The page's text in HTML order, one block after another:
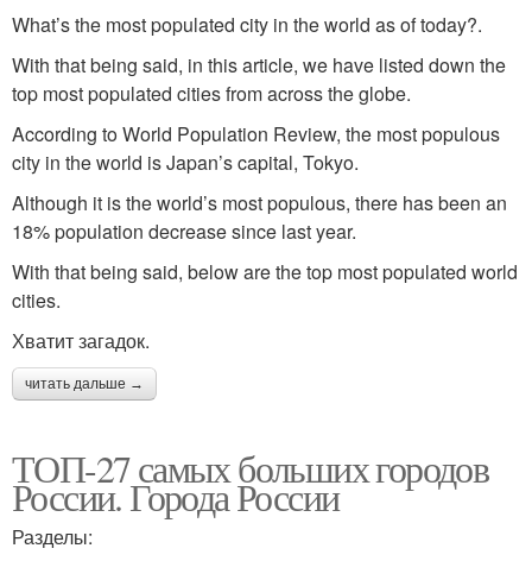
What’s the most populated city in the world as of today?.
With that being said, in this article, we have listed down the
top most populated cities from across the globe.
According to World Population Review, the most populous
city in the world is Japan’s capital, Tokyo.
Although it is the world’s most populous, there has been an
18% population decrease since last year.
With that being said, below are the top most populated world
cities.
Хватит загадок.
читать дальше →
ТОП-27 самых больших городов
России. Города России
Разделы: